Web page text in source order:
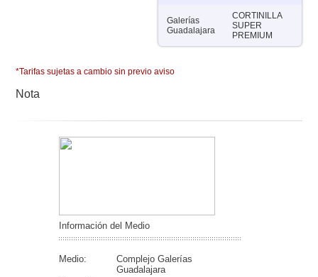
Galerías
Guadalajara
CORTINILLA
SUPER
PREMIUM
*Tarifas sujetas a cambio sin previo aviso
Nota
Información del Medio
Medio:
Complejo Galerías
Guadalajara